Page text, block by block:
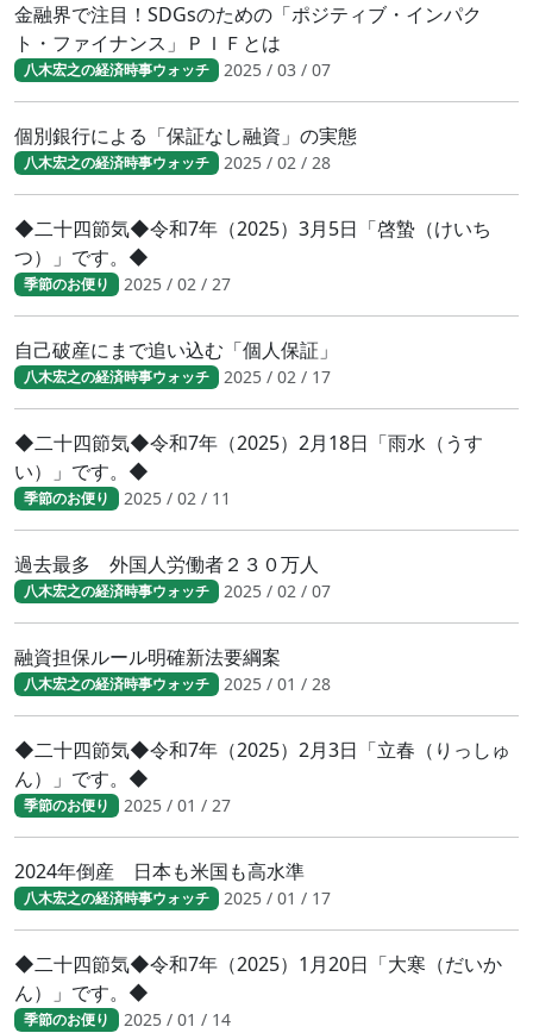
金融界で注目！SDGsのための「ポジティブ・インパク
ト・ファイナンス」ＰＩＦとは
八木宏之の経済時事ウォッチ 2025 / 03 / 07
個別銀行による「保証なし融資」の実態
八木宏之の経済時事ウォッチ 2025 / 02 / 28
◆二十四節気◆令和7年（2025）3月5日「啓蟄（けいち
つ）」です。◆
季節のお便り 2025 / 02 / 27
自己破産にまで追い込む「個人保証」
八木宏之の経済時事ウォッチ 2025 / 02 / 17
◆二十四節気◆令和7年（2025）2月18日「雨水（うす
い）」です。◆
季節のお便り 2025 / 02 / 11
過去最多 外国人労働者２３０万人
八木宏之の経済時事ウォッチ 2025 / 02 / 07
融資担保ルール明確新法要綱案
八木宏之の経済時事ウォッチ 2025 / 01 / 28
◆二十四節気◆令和7年（2025）2月3日「立春（りっしゅ
ん）」です。◆
季節のお便り 2025 / 01 / 27
2024年倒産 日本も米国も高水準
八木宏之の経済時事ウォッチ 2025 / 01 / 17
◆二十四節気◆令和7年（2025）1月20日「大寒（だいか
ん）」です。◆
季節のお便り 2025 / 01 / 14